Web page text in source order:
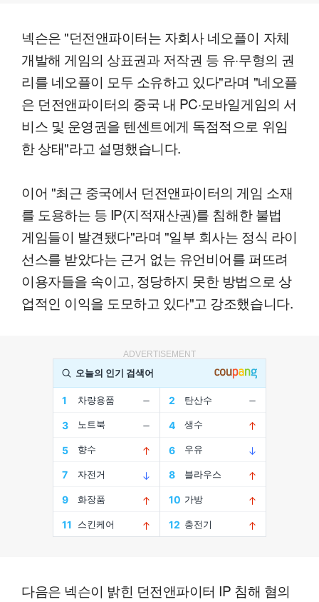
넥슨은 "던전앤파이터는 자회사 네오플이 자체
개발해 게임의 상표권과 저작권 등 유·무형의 권
리를 네오플이 모두 소유하고 있다"라며 "네오플
은 던전앤파이터의 중국 내 PC·모바일게임의 서
비스 및 운영권을 텐센트에게 독점적으로 위임
한 상태"라고 설명했습니다.
이어 "최근 중국에서 던전앤파이터의 게임 소재
를 도용하는 등 IP(지적재산권)를 침해한 불법
게임들이 발견됐다"라며 "일부 회사는 정식 라이
선스를 받았다는 근거 없는 유언비어를 퍼뜨려
이용자들을 속이고, 정당하지 못한 방법으로 상
업적인 이익을 도모하고 있다"고 강조했습니다.
ADVERTISEMENT
다음은 넥슨이 밝힌 던전앤파이터 IP 침해 혐의